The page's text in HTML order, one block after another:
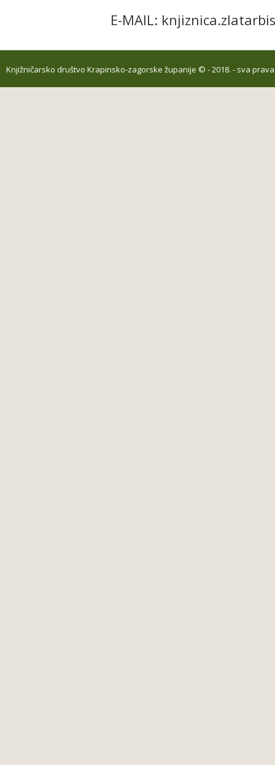
E-MAIL:
Knjižničarsko društvo Krapinsko-zagorske županije © - 2018. - sva